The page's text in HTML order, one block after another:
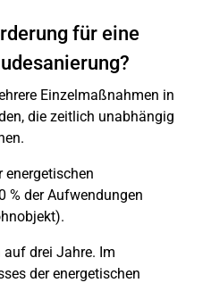
für eine
Einzelmaßnahmen in
die zeitlich unabhängig
energetischen
% der Aufwendungen
auf drei Jahre. Im
der energetischen